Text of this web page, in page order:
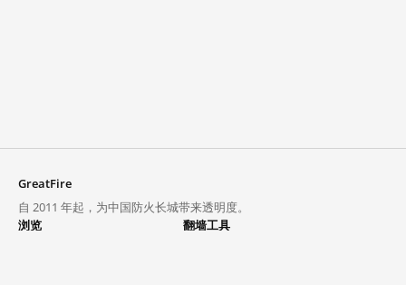
GreatFire
自 2011 年起，为中国防火长城带来透明度。
浏览
翻墙工具